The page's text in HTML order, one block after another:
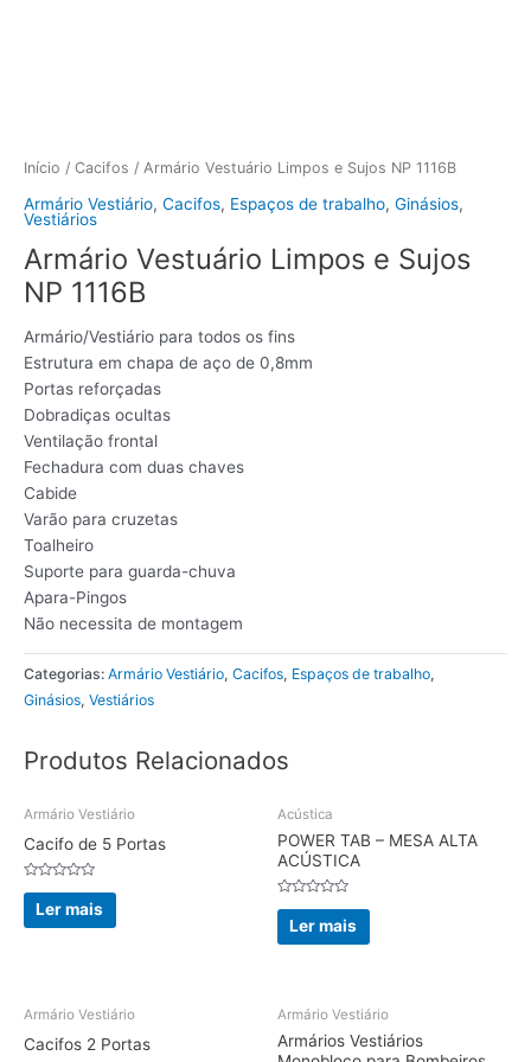
Início / Cacifos / Armário Vestuário Limpos e Sujos NP 1116B
Armário Vestiário, Cacifos, Espaços de trabalho, Ginásios,
Vestiários
Armário Vestuário Limpos e Sujos
NP 1116B
Armário/Vestiário para todos os fins
Estrutura em chapa de aço de 0,8mm
Portas reforçadas
Dobradiças ocultas
Ventilação frontal
Fechadura com duas chaves
Cabide
Varão para cruzetas
Toalheiro
Suporte para guarda-chuva
Apara-Pingos
Não necessita de montagem
Categorias: Armário Vestiário, Cacifos, Espaços de trabalho,
Ginásios, Vestiários
Produtos Relacionados
Armário Vestiário
Cacifo de 5 Portas
Avaliação
de
5
Ler mais
Acústica
POWER TAB – MESA ALTA
ACÚSTICA
Avaliação
de
5
Ler mais
Armário Vestiário
Cacifos 2 Portas
Armário Vestiário
Armários Vestiários